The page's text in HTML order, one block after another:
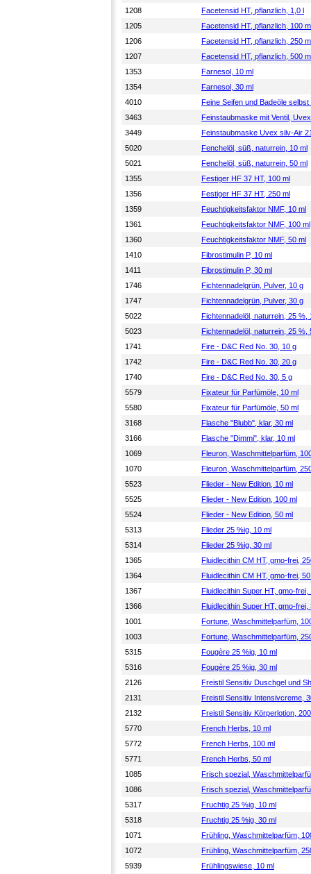
1208
Facetensid HT, pflanzlich, 1,0 l
1205
Facetensid HT, pflanzlich, 100
1206
Facetensid HT, pflanzlich, 250
1207
Facetensid HT, pflanzlich, 500
1353
Farnesol, 10 ml
1354
Farnesol, 30 ml
4010
Feine Seifen und Badeöle
3463
Feinstaubmaske mit Ventil,
3449
Feinstaubmaske Uvex silv-Air
5020
Fenchelöl, süß, naturrein, 10 ml
5021
Fenchelöl, süß, naturrein, 50 ml
1355
Festiger HF 37 HT, 100 ml
1356
Festiger HF 37 HT, 250 ml
1359
Feuchtigkeitsfaktor NMF, 10 ml
1361
Feuchtigkeitsfaktor NMF, 100 ml
1360
Feuchtigkeitsfaktor NMF, 50 ml
1410
Fibrostimulin P, 10 ml
1411
Fibrostimulin P, 30 ml
1746
Fichtennadelgrün, Pulver, 10 g
1747
Fichtennadelgrün, Pulver, 30 g
5022
Fichtennadelöl, naturrein, 25 %,
5023
Fichtennadelöl, naturrein, 25 %,
1741
Fire - D&C Red No. 30, 10 g
1742
Fire - D&C Red No. 30, 20 g
1740
Fire - D&C Red No. 30, 5 g
5579
Fixateur für Parfümöle, 10 ml
5580
Fixateur für Parfümöle, 50 ml
3168
Flasche "Blubb", klar, 30 ml
3166
Flasche "Dimmi", klar, 10 ml
1069
Fleuron, Waschmittelparfüm,
1070
Fleuron, Waschmittelparfüm,
5523
Flieder - New Edition, 10 ml
5525
Flieder - New Edition, 100 ml
5524
Flieder - New Edition, 50 ml
5313
Flieder 25 %ig, 10 ml
5314
Flieder 25 %ig, 30 ml
1365
Fluidlecithin CM HT, gmo-frei,
1364
Fluidlecithin CM HT, gmo-frei,
1367
Fluidlecithin Super HT, gmo-frei,
1366
Fluidlecithin Super HT, gmo-frei,
1001
Fortune, Waschmittelparfüm,
1003
Fortune, Waschmittelparfüm,
5315
Fougère 25 %ig, 10 ml
5316
Fougère 25 %ig, 30 ml
2126
Freistil Sensitiv Duschgel und
2131
Freistil Sensitiv Intensivcreme,
2132
Freistil Sensitiv Körperlotion,
5770
French Herbs, 10 ml
5772
French Herbs, 100 ml
5771
French Herbs, 50 ml
1085
Frisch spezial,
1086
Frisch spezial,
5317
Fruchtig 25 %ig, 10 ml
5318
Fruchtig 25 %ig, 30 ml
1071
Frühling, Waschmittelparfüm,
1072
Frühling, Waschmittelparfüm,
5939
Frühlingswiese, 10 ml